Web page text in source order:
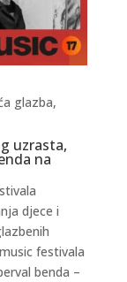
uzrasta,
na
glazba,
djece i
festivala
benda –